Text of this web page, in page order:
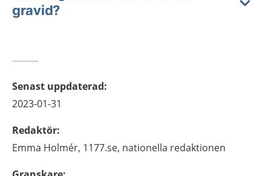
gravid?
Senast uppdaterad:
2023-01-31
Redaktör:
Emma Holmér, 1177.se, nationella redaktionen